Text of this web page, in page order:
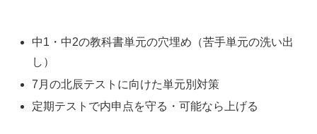
中1・中2の教科書単元の穴埋め（苦手単元の洗い出
し）
7月の北辰テストに向けた単元別対策
定期テストで内申点を守る・可能なら上げる